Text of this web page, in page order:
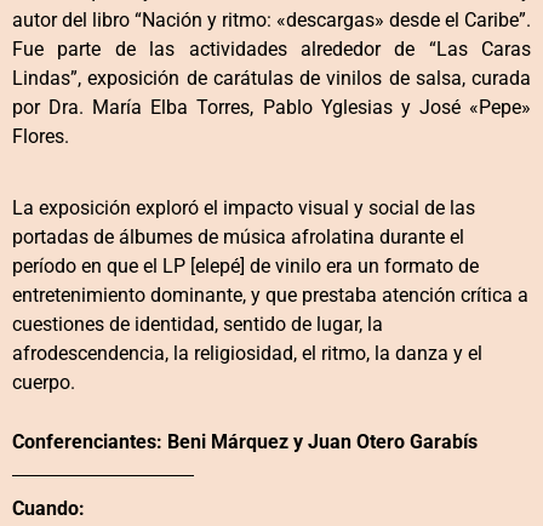
autor del libro “Nación y ritmo: «descargas» desde el Caribe”.
Fue parte de las actividades alrededor de “Las Caras
Lindas”, exposición de carátulas de vinilos de salsa, curada
por Dra. María Elba Torres, Pablo Yglesias y José «Pepe»
Flores.
La exposición exploró el impacto visual y social de las
portadas de álbumes de música afrolatina durante el
período en que el LP [elepé] de vinilo era un formato de
entretenimiento dominante, y que prestaba atención crítica a
cuestiones de identidad, sentido de lugar, la
afrodescendencia, la religiosidad, el ritmo, la danza y el
cuerpo.
Conferenciantes: Beni Márquez y Juan Otero Garabís
Cuando: